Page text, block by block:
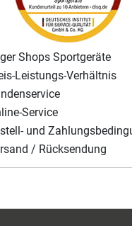
Shops Sportgeräte
Leistungs-Verhältnis
Service
und
/ Rücksendung